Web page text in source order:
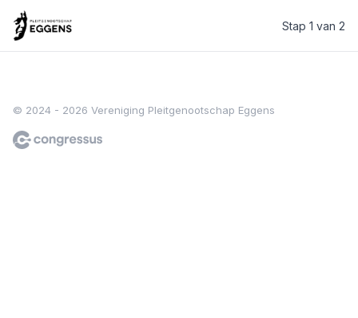
Vereniging Pleitgenootschap Eggens
Stap 1 van 2
© 2024 - 2026 Vereniging Pleitgenootschap Eggens